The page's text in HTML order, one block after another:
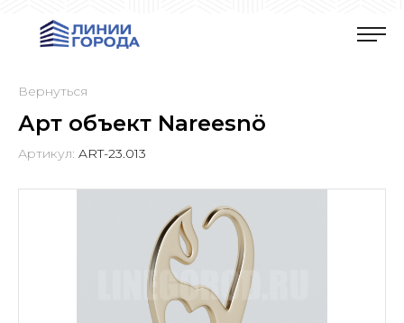
Вернуться
Арт объект Nareesnö
Артикул: ART-23.013